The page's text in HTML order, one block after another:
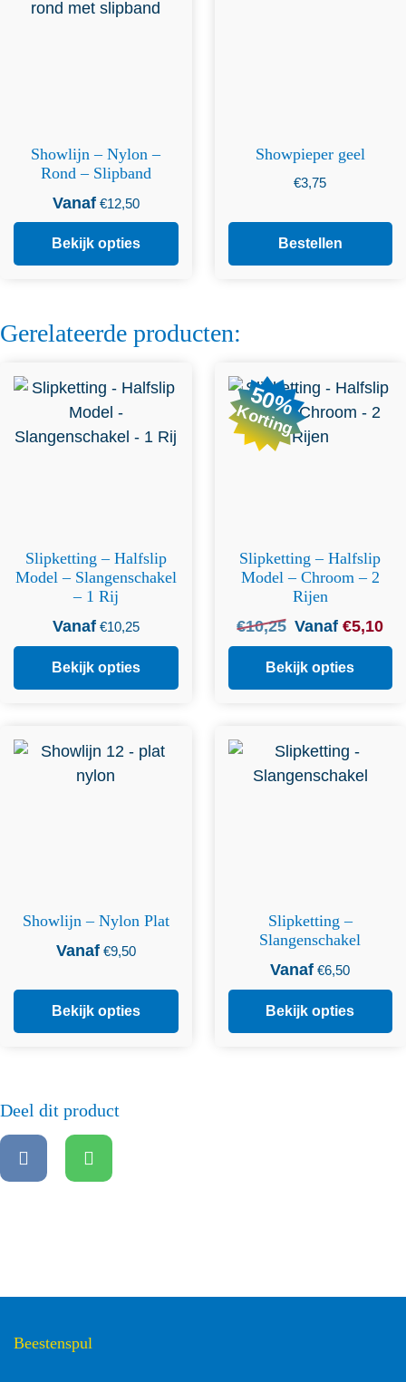
Showlijn – Nylon –
Rond – Slipband
Vanaf €12,50
Bekijk opties
optie kan gekozen worden
Showpieper geel
€3,75
Bestellen
Gerelateerde producten:
Slipketting – Halfslip
Model – Slangenschakel
– 1 Rij
Vanaf €10,25
Bekijk opties
meerdere variaties. Deze
optie kan gekozen worden
op de productpagina
50%
Korting
Slipketting – Halfslip
Model – Chroom – 2
Rijen
€10,25 Oorspronkelijke
prijs
was:
€10,25.
Vanaf €5,10
€
Bekijk opties
Dit product heeft
meerdere variaties. Deze
optie kan gekozen worden
op de productpagina
Showlijn – Nylon Plat
Vanaf €9,50
Bekijk opties
meerdere variaties. Deze
optie kan gekozen worden
Slipketting –
Slangenschakel
Vanaf €6,50
Bekijk opties
meerdere variaties. Deze
optie kan gekozen worden
Deel dit product
Beestenspul